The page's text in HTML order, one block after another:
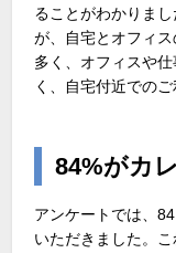
ることがわかりま
が、自宅とオフィ
多く、オフィスや
く、自宅付近でのご
84%がカ
アンケートでは、
いただきました。